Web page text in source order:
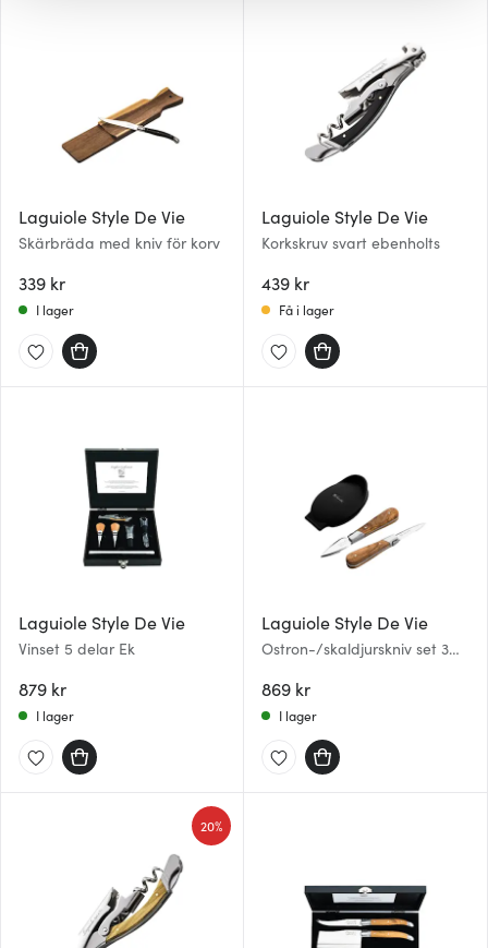
hemsidan ännu bättre. Du bestämmer själv vilka cookies
Laguiole Style De Vie
Skärbräda med kniv för korv
339 kr
I lager
Laguiole Style De Vie
Korkskruv svart ebenholts
439 kr
Få i lager
Laguiole Style De Vie
Vinset 5 delar Ek
879 kr
I lager
Laguiole Style De Vie
Ostron-/skaldjurskniv set 3
869 kr
I lager
20%